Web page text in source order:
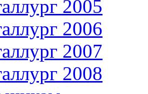
2005
2006
2007
2008